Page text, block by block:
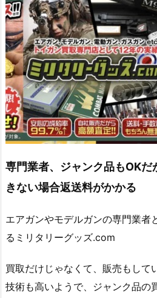
専門業者、ジャンク品もOKだ
きない場合返送料がかかる
エアガンやモデルガンの専門業者
るミリタリーグッズ.com
買取だけじゃなくて、販売もして
技術も高いようで、ジャンク品の